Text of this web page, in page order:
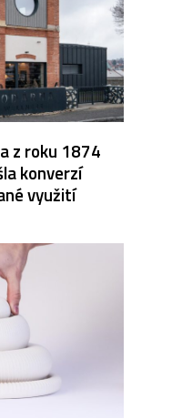
z roku 1874
konverzí
využití